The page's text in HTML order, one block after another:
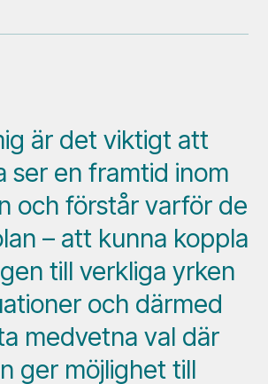
är det viktigt att
ser en framtid inom
och förstår varför de
– att kunna koppla
till verkliga yrken
och därmed
medvetna val där
ger möjlighet till